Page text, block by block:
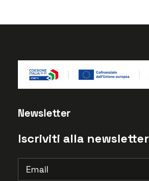
Newsletter
Iscriviti alla newsletter